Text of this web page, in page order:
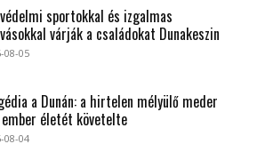
sportokkal és izgalmas
várják a családokat Dunakeszin
08-05
a Dunán: a hirtelen mélyülő meder
ember életét követelte
08-04